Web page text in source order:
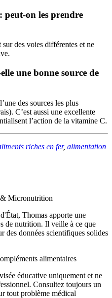
: peut-on les prendre
des voies différentes et ne
une bonne source de
des sources les plus
C’est aussi une excellente
l’action de la vitamine C.
riches en fer, alimentation
Micronutrition
Thomas apporte une
de nutrition. Il veille à ce que
des données scientifiques solides
alimentaires
éducative uniquement et ne
Consultez toujours un
tout problème médical